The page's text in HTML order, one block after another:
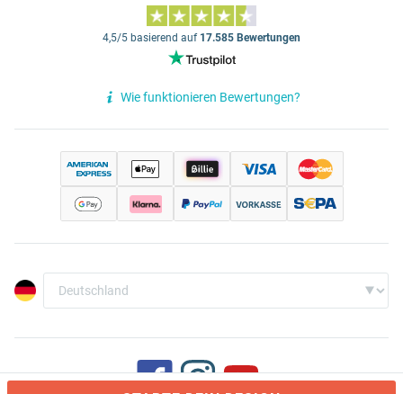
4,5/5 basierend auf 17.585 Bewertungen
Wie funktionieren Bewertungen?